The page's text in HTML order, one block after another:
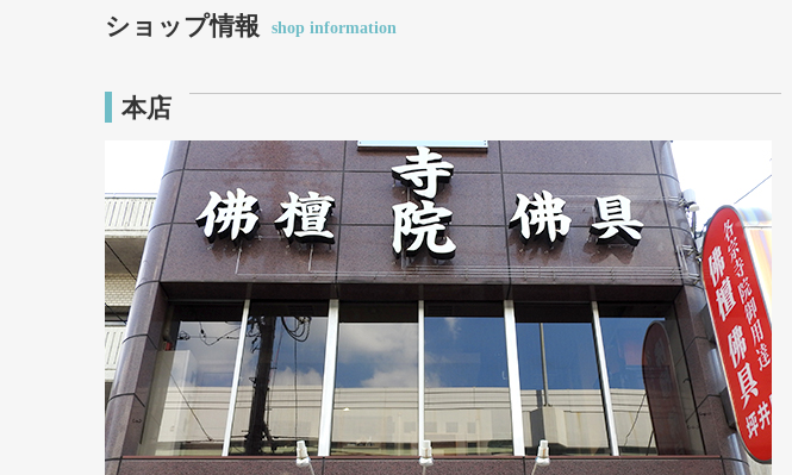
ショップ情報 shop information
本店